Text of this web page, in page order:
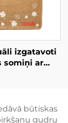
izgatavoti
somiņi ar
ideāli
teltīšanai,
būtiskas
gudru